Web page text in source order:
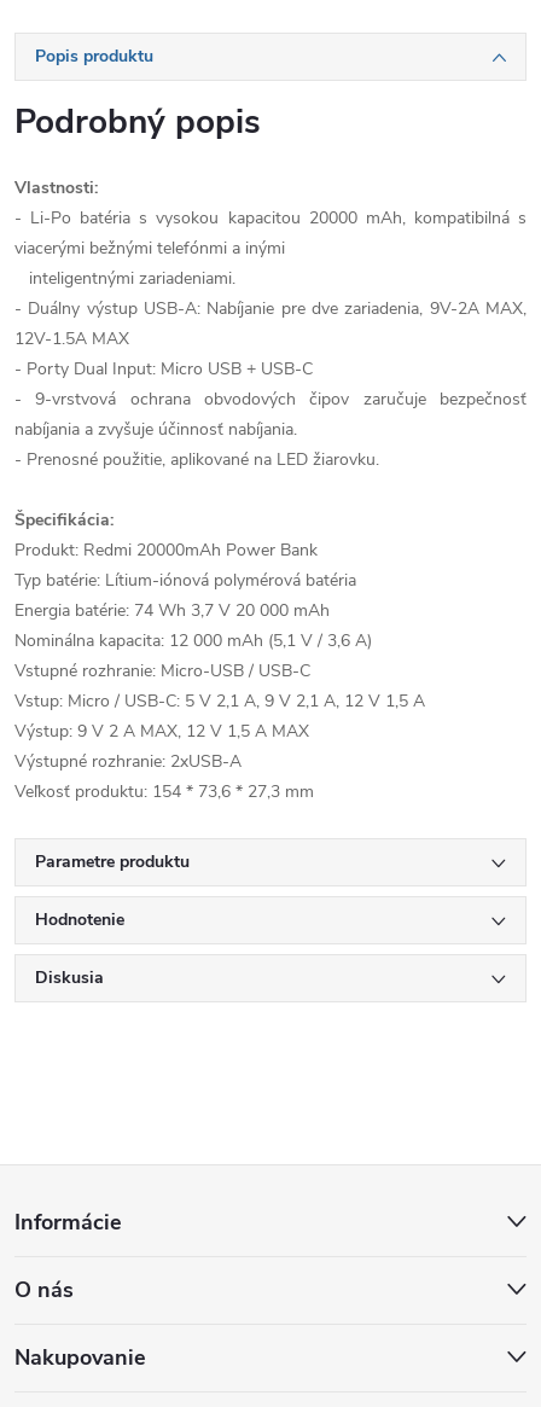
Popis produktu
Podrobný popis
Vlastnosti:
- Li-Po batéria s vysokou kapacitou 20000 mAh, kompatibilná s
viacerými bežnými telefónmi a inými
inteligentnými zariadeniami.
- Duálny výstup USB-A: Nabíjanie pre dve zariadenia, 9V-2A MAX,
12V-1.5A MAX
- Porty Dual Input: Micro USB + USB-C
- 9-vrstvová ochrana obvodových čipov zaručuje bezpečnosť
nabíjania a zvyšuje účinnosť nabíjania.
- Prenosné použitie, aplikované na LED žiarovku.
Špecifikácia:
Produkt: Redmi 20000mAh Power Bank
Typ batérie: Lítium-iónová polymérová batéria
Energia batérie: 74 Wh 3,7 V 20 000 mAh
Nominálna kapacita: 12 000 mAh (5,1 V / 3,6 A)
Vstupné rozhranie: Micro-USB / USB-C
Vstup: Micro / USB-C: 5 V 2,1 A, 9 V 2,1 A, 12 V 1,5 A
Výstup: 9 V 2 A MAX, 12 V 1,5 A MAX
Výstupné rozhranie: 2xUSB-A
Veľkosť produktu: 154 * 73,6 * 27,3 mm
Parametre produktu
Hodnotenie
Diskusia
p
ä
Informácie
O nás
Nakupovanie